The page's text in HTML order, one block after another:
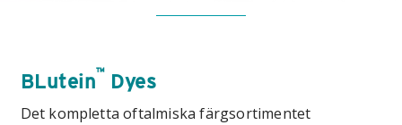
BLutein™ Dyes
Det kompletta oftalmiska färgsortimentet